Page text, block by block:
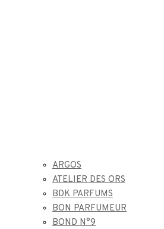
ARGOS
ATELIER DES ORS
BDK PARFUMS
BON PARFUMEUR
BOND N°9